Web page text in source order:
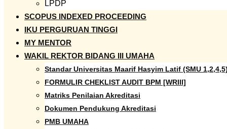
LPDP
SCOPUS INDEXED PROCEEDING
IKU PERGURUAN TINGGI
MY MENTOR
WAKIL REKTOR BIDANG III UMAHA
Standar Universitas Maarif Hasyim Latif (SMU
FORMULIR CHEKLIST AUDIT BPM [WRIII]
Matriks Penilaian Akreditasi
Dokumen Pendukung Akreditasi
PMB UMAHA